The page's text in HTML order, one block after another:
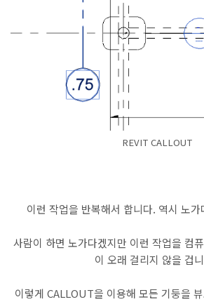
REVIT CALLOUT
이런 작업을 반복해서 합니다. 역시 노
사람이 하면 노가다겠지만 이런 작업을 컴
이 오래 걸리지 않을 겁
이렇게 CALLOUT을 이용해 모든 기둥을